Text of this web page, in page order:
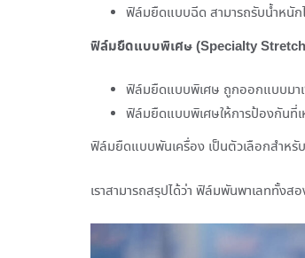
ฟิล์มยืดแบบฉีด สามารถรับน้ำหนัก
ฟิล์มยืดแบบพิเศษ (Specialty
ฟิล์มยืดแบบพิเศษ ถูกออกแบบมา
ฟิล์มยืดแบบพิเศษให้การป้องกันที่เ
ฟิล์มยืดแบบพันเครื่อง เป็นตัวเลือกสำหรั
เราสามารถสรุปได้ว่า ฟิล์มพันพาเลททั้ง